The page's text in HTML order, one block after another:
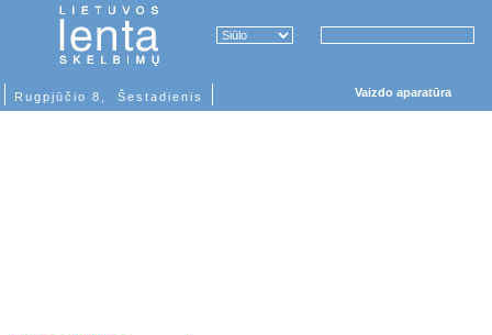
Rugpjūčio 8, Šestadienis Vaizdo aparatūra